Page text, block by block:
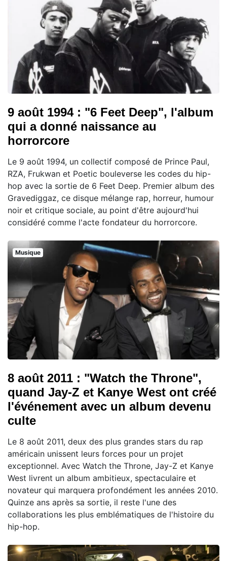
9 août 1994 : "6 Feet Deep", l'album
qui a donné naissance au
horrorcore
Le 9 août 1994, un collectif composé de Prince Paul,
RZA, Frukwan et Poetic bouleverse les codes du hip-
hop avec la sortie de 6 Feet Deep. Premier album des
Gravediggaz, ce disque mélange rap, horreur, humour
noir et critique sociale, au point d'être aujourd'hui
considéré comme l'acte fondateur du horrorcore.
Musique
8 août 2011 : "Watch the Throne",
quand Jay-Z et Kanye West ont créé
l'événement avec un album devenu
culte
Le 8 août 2011, deux des plus grandes stars du rap
américain unissent leurs forces pour un projet
exceptionnel. Avec Watch the Throne, Jay-Z et Kanye
West livrent un album ambitieux, spectaculaire et
novateur qui marquera profondément les années 2010.
Quinze ans après sa sortie, il reste l'une des
collaborations les plus emblématiques de l'histoire du
hip-hop.